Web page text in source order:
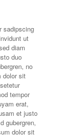
sadipscing
ut
diam
duo
no
dolor sit
tempor
erat,
et justo
gubergren,
dolor sit